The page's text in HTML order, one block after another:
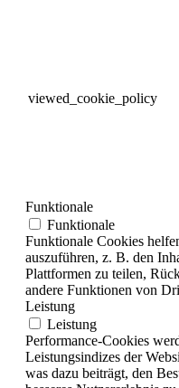
viewed_cookie_policy
Funktionale
Funktionale
Funktionale Cookies
auszuführen, z. B. den
Plattformen zu teilen,
andere Funktionen von
Leistung
Leistung
Performance-Cookies
Leistungsindizes der
was dazu beiträgt, den